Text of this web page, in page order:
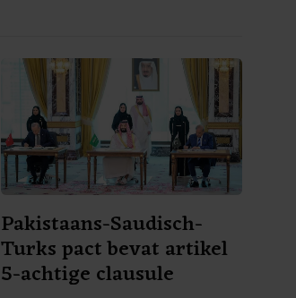
Pakistaans-Saudisch-
Turks pact bevat artikel
5-achtige clausule